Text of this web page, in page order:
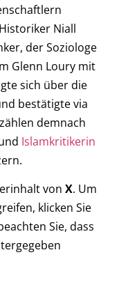
Niall
der Soziologe
Glenn Loury mit
sich über die
bestätigte via
demnach
Islamkritikerin
von X. Um
klicken Sie
Sie, dass